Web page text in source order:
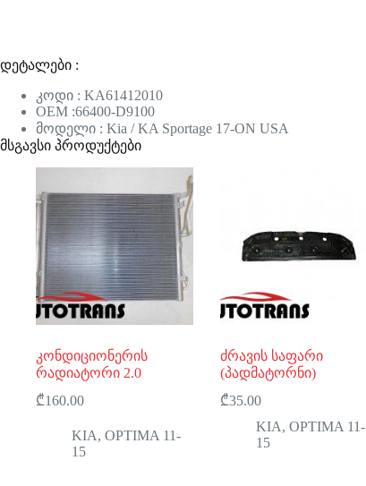
დეტალები :
კოდი : KA61412010
OEM :66400-D9100
მოდელი : Kia / KA Sportage 17-ON USA
მსგავსი პროდუქტები
კონდიციონერის
რადიატორი 2.0
₾160.00
KIA, OPTIMA 11-
15
ძრავის საფარი
(პადმატორნი)
₾35.00
KIA,OPTIMA 11-
15